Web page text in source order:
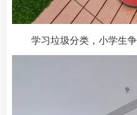
学习垃圾分类，小学生